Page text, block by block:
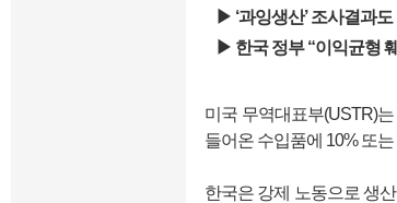
▶ ‘과잉생산’ 조사결과
▶ 한국 정부 “이익균형
미국 무역대표부(USTR)
들어온 수입품에 10% 또
한국은 강제 노동으로 생